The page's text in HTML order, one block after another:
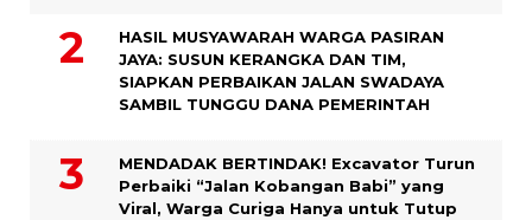
HASIL MUSYAWARAH WARGA PASIRAN
JAYA: SUSUN KERANGKA DAN TIM,
SIAPKAN PERBAIKAN JALAN SWADAYA
SAMBIL TUNGGU DANA PEMERINTAH
MENDADAK BERTINDAK! Excavator Turun
Perbaiki “Jalan Kobangan Babi” yang
Viral, Warga Curiga Hanya untuk Tutup